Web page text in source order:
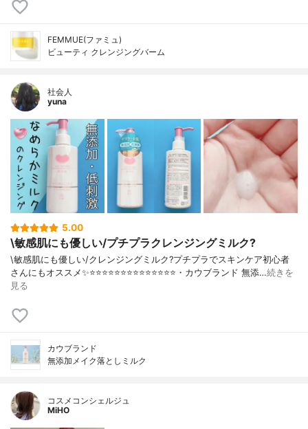
FEMMUE(ファミュ)
ビューティ クレンジングバーム
社会人
yuna
5.00
\敏感肌にも優しい/プチプラクレンジングミルク?
\敏感肌にも優しい/クレンジングミルク?プチプラでスキンケア初心者
さんにもオススメ✨⭐️⭐️⭐️⭐️⭐️⭐️⭐️⭐️⭐️⭐️⭐️⭐️⭐️⭐️・カウブランド 無添…続きを
見る
カウブランド
無添加メイク落としミルク
コスメコンシェルジュ
MiHO